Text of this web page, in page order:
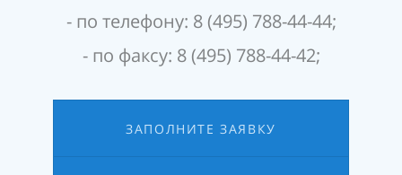
- по телефону: 8 (495) 788-44-44;
- по факсу: 8 (495) 788-44-42;
ЗАПОЛНИТЕ ЗАЯВКУ